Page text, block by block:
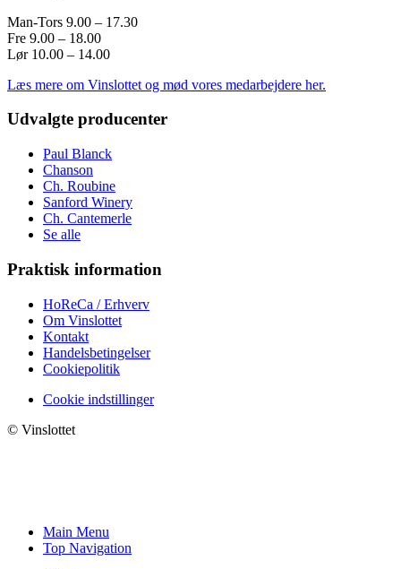
Man-Tors 9.00 – 17.30
Fre 9.00 – 18.00
Lør 10.00 – 14.00
Læs mere om Vinslottet og mød vores medarbejdere her.
Udvalgte producenter
Paul Blanck
Chanson
Ch. Roubine
Sanford Winery
Ch. Cantemerle
Se alle
Praktisk information
HoReCa / Erhverv
Om Vinslottet
Kontakt
Handelsbetingelser
Cookiepolitik
Cookie indstillinger
© Vinslottet
Main Menu
Top Navigation